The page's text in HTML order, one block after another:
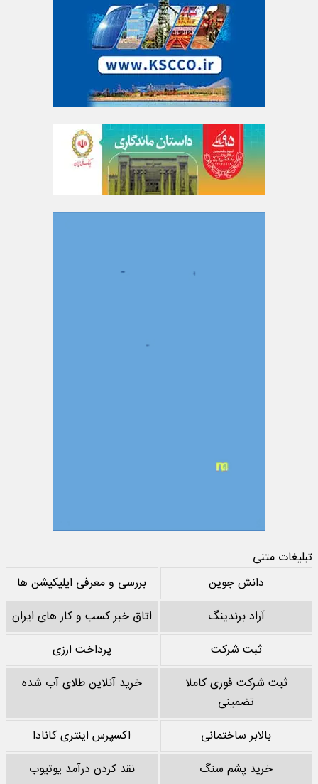
تبلیغات متنی
دانش جوین
بررسی و معرفی اپلیکیشن ها
آراد برندینگ
اتاق خبر کسب و کار های ایران
ثبت شرکت
پرداخت ارزی
ثبت شرکت فوری کاملا
تضمینی
خرید آنلاین طلای آب شده
بالابر ساختمانی
اکسپرس اینتری کانادا
خرید پشم سنگ
نقد کردن درآمد یوتیوب